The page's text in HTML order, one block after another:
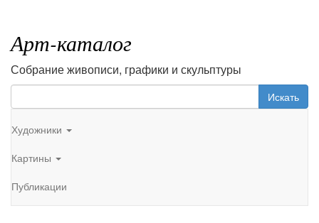
Арт-каталог
Собрание живописи, графики и скульптуры
Искать
Художники
Картины
Публикации